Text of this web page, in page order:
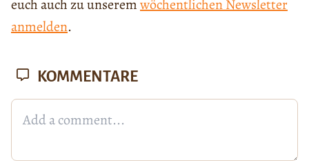
euch auch zu unseremwöchentlichen Newsletter
anmelden.
KOMMENTARE